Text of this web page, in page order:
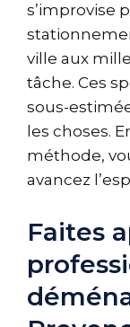
s’improvise
ville aux
tâche. Ces
sous-
les choses.
méthode,
avancez
Faites